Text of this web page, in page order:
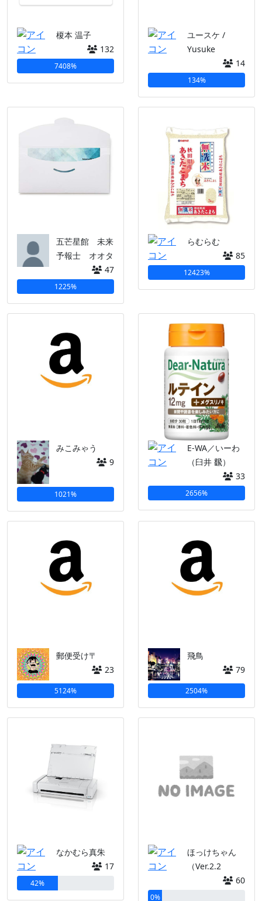
榎本 温子
132
7408%
ユースケ /
Yusuke
14
134%
五芒星館 未来
予報士 オオタ
47
1225%
らむらむ
85
12423%
みこみゃう
9
1021%
E-WA／いーわ
（臼井 飜）
33
2656%
郵便受け〒
23
5124%
飛鳥
79
2504%
なかむら真朱
17
42%
ほっけちゃん
（Ver.2.2
60
0%